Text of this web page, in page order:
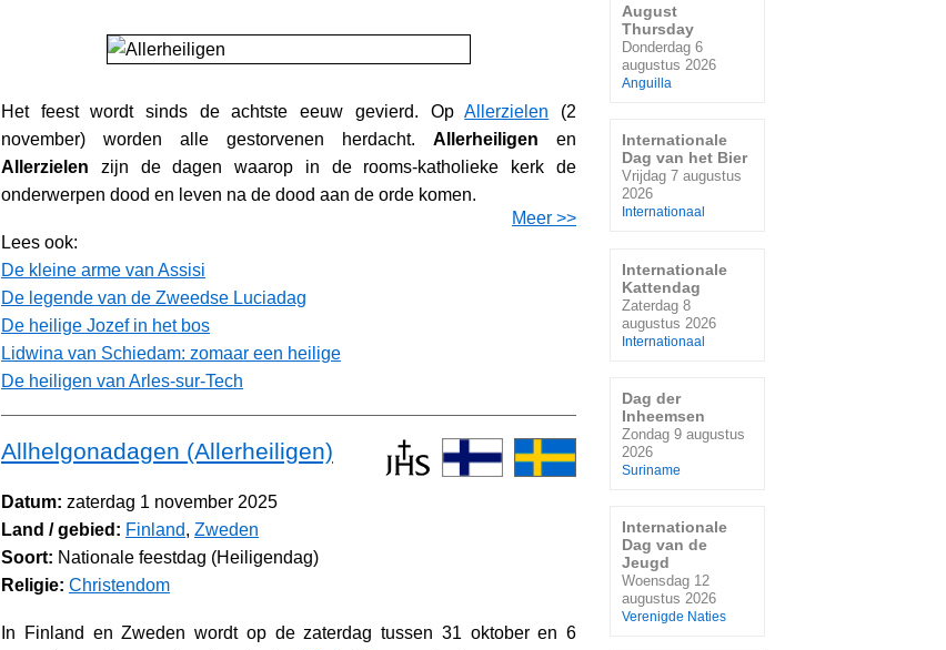
Het feest wordt sinds de achtste eeuw gevierd. OpAllerzielen (2
november) worden alle gestorvenen herdacht. Allerheiligen en
Allerzielen zijn de dagen waarop in de rooms-katholieke kerk de
onderwerpen dood en leven na de dood aan de orde komen.
Meer >>
Lees ook:
De kleine arme van Assisi
De legende van de Zweedse Luciadag
De heilige Jozef in het bos
Lidwina van Schiedam: zomaar een heilige
De heiligen van Arles-sur-Tech
Allhelgonadagen (Allerheiligen)
Datum: zaterdag 1 november 2025
Land / gebied: Finland, Zweden
Soort: Nationale feestdag (Heiligendag)
Religie: Christendom
In Finland en Zweden wordt op de zaterdag tussen 31 oktober en 6
August
Thursday
Donderdag 6
augustus 2026
Anguilla
Internationale
Dag van het Bier
Vrijdag 7 augustus
2026
Internationaal
Internationale
Kattendag
Zaterdag 8
augustus 2026
Internationaal
Dag der
Inheemsen
Zondag 9 augustus
2026
Suriname
Internationale
Dag van de
Jeugd
Woensdag 12
augustus 2026
Verenigde Naties